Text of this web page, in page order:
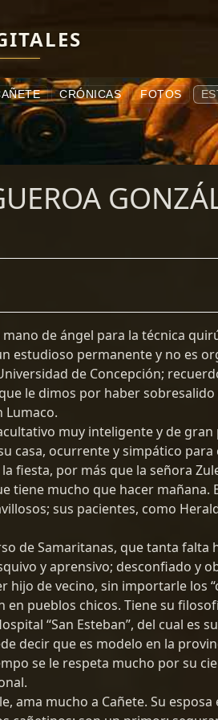
CRÓNICAS FOTOS
de ángel para la técnica
estudioso permanente y no es
de Concepción;
le dimos por haber sobresalido
Lumaco.
muy inteligente y de gran
casa, ocurrente y simpático
fiesta, por más que la señora
tiene mucho que hacer mañana.
sus pacientes, como
de Samaritanas, que tanta falta
y aprensivo; desconfiado y
hijo de vecino, sin importarle los
pueblos chicos. Tiene su
“San Esteban”, del cual es
decir que es modelo en la
se le respeta mucho por su
ama mucho a Cañete. Su